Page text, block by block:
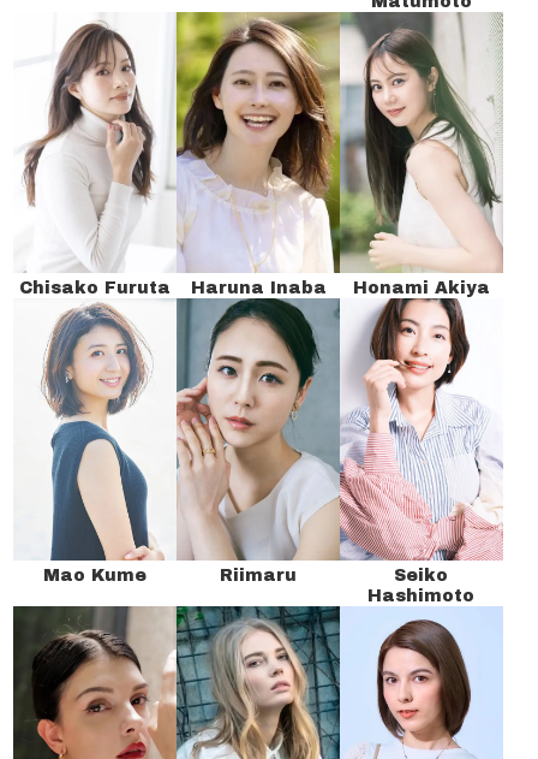
Chisako Furuta Haruna Inaba Honami Akiya
Mao Kume Riimaru
Seiko
Hashimoto